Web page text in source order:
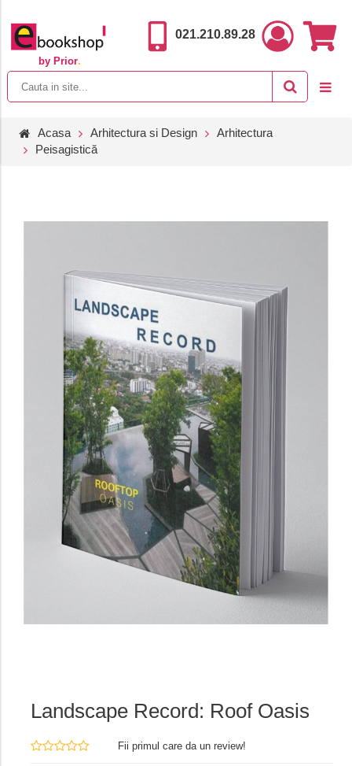
by Prior.
021.210.89.28
Acasa Arhitectura si Design
Arhitectura
Peisagistică
Landscape Record: Roof Oasis
Fii primul care da un review!